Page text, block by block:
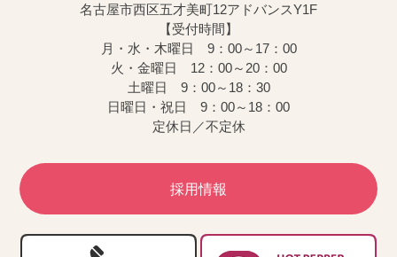
名古屋市西区五才美町12アドバンスY1F
【受付時間】
月・水・木曜日 9：00～17：00
火・金曜日 12：00～20：00
土曜日 9：00～18：30
日曜日・祝日 9：00～18：00
定休日／不定休
採用情報